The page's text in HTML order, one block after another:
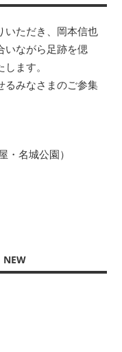
いただき、岡本信也
いながら足跡を偲
ます。
るみなさまのご参集
名城公園）
NEW